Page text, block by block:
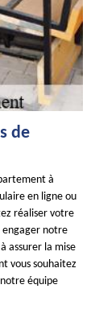
de
à
en ligne ou
réaliser votre
engager notre
assurer la mise
vous souhaitez
équipe